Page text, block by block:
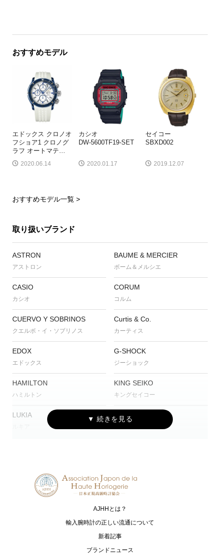
おすすめモデル
エドックス クロノオ
フショア1 クロノグ
ラフ オートマテ…
2020.06.14
カシオ
DW-5600TF19-SET
2020.01.17
セイコー
SBXD002
2019.12.07
おすすめモデル一覧 >
取り扱いブランド
ASTRON
アストロン
BAUME & MERCIER
ボーム＆メルシエ
CASIO
カシオ
CORUM
コルム
CUERVO Y SOBRINOS
クエルボ・イ・ソブリノス
Curtis & Co.
カーティス
EDOX
エドックス
G-SHOCK
ジーショック
HAMILTON
ハミルトン
KING SEIKO
キングセイコー
LUKIA Luminox
NORQAIN
ノルケイン
PRESAGE
プレザージュ
RAYMOND WEIL
レイモンド ウェイル
AJHHとは？
輸入腕時計の正しい流通について
新着記事
ブランドニュース